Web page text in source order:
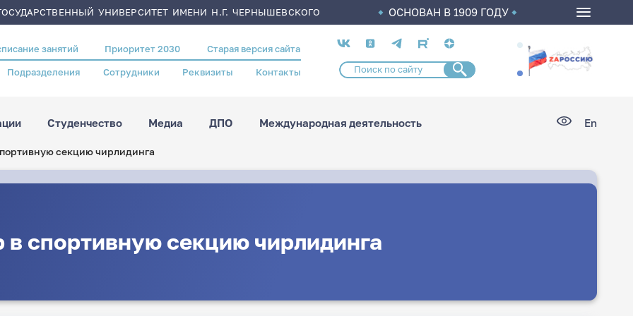
УНИВЕРСИТЕТ ИМЕНИ Н.Г. ЧЕРНЫШЕВСКОГО ОСНОВАН В 1909 ГОДУ
занятий Приоритет 2030 Старая версия сайта
Подразделения Сотрудники Реквизиты Контакты
Социальные
сети
Студенчество Медиа ДПО Международная деятельность En
секцию чирлидинга
в спортивную секцию чирлидинга